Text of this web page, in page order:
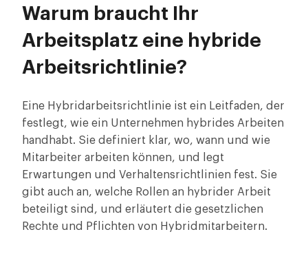
Warum braucht Ihr
Arbeitsplatz eine hybride
Arbeitsrichtlinie?
Eine Hybridarbeitsrichtlinie ist ein Leitfaden, der
festlegt, wie ein Unternehmen hybrides Arbeiten
handhabt. Sie definiert klar, wo, wann und wie
Mitarbeiter arbeiten können, und legt
Erwartungen und Verhaltensrichtlinien fest. Sie
gibt auch an, welche Rollen an hybrider Arbeit
beteiligt sind, und erläutert die gesetzlichen
Rechte und Pflichten von Hybridmitarbeitern.